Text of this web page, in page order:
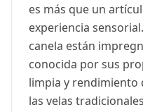
es más que un
experiencia
canela están
conocida por sus
limpia y rendimiento
las velas